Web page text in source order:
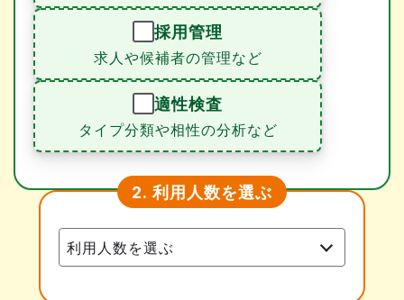
採用管理
求人や候補者の管理など
適性検査
タイプ分類や相性の分析など
2. 利用人数を選ぶ